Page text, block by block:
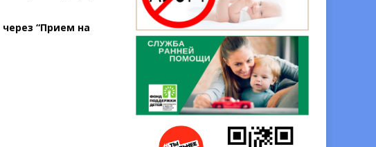
через “Прием на